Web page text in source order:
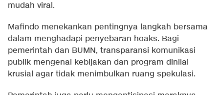
mudah viral.
Mafindo menekankan pentingnya langkah bersama
dalam menghadapi penyebaran hoaks. Bagi
pemerintah dan BUMN, transparansi komunikasi
publik mengenai kebijakan dan program dinilai
krusial agar tidak menimbulkan ruang spekulasi.